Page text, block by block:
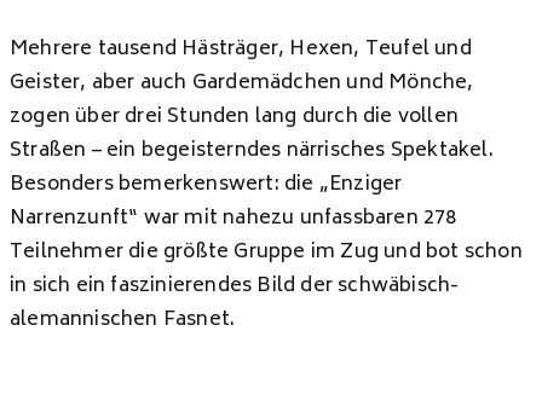
Mehrere tausend Hästräger, Hexen, Teufel und
Geister, aber auch Gardemädchen und Mönche,
zogen über drei Stunden lang durch die vollen
Straßen – ein begeisterndes närrisches Spektakel.
Besonders bemerkenswert: die „Enziger
Narrenzunft“ war mit nahezu unfassbaren 278
Teilnehmer die größte Gruppe im Zug und bot schon
in sich ein faszinierendes Bild der schwäbisch-
alemannischen Fasnet.